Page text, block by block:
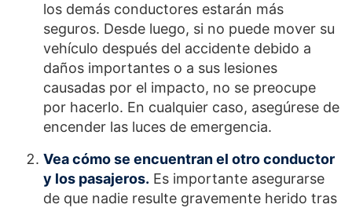
los demás conductores estarán más
seguros. Desde luego, si no puede mover su
vehículo después del accidente debido a
daños importantes o a sus lesiones
causadas por el impacto, no se preocupe
por hacerlo. En cualquier caso, asegúrese de
encender las luces de emergencia.
Vea cómo se encuentran el otro conductor
y los pasajeros. Es importante asegurarse
de que nadie resulte gravemente herido tras